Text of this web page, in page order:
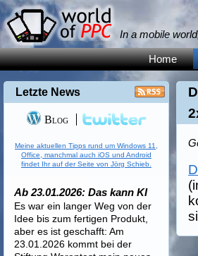
In a mobile
Home
Letzte News
Blog
Meine aktuellen Tipps rund um Windows 11,
Office, manchmal auch iOS und Android
findet Ihr auf der Seite von Jörg Schieb.
Ab 23.01.2026: Das kann KI
Es war ein langer Weg von der
Idee bis zum fertigen Produkt,
aber es ist geschafft: Am
23.01.2026 kommt bei der